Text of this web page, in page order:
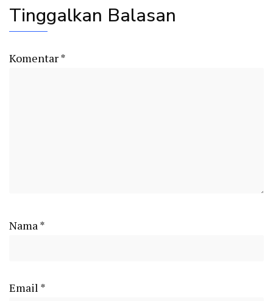
Tinggalkan Balasan
Komentar*
Nama*
Email *